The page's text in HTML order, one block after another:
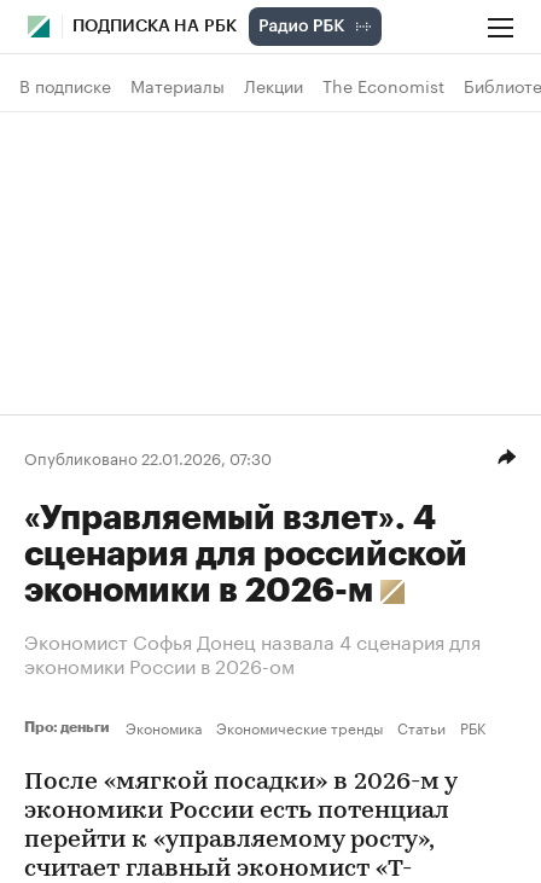
ПОДПИСКА НА РБК
В подписке Материалы Лекции The Economist
Опубликовано 22.01.2026, 07:30
«Управляемый взлет». 4
сценария для российской
экономики в 2026-м
Экономист Софья Донец назвала 4 сценария для
экономики России в 2026-ом
Про: деньги Экономика Экономические тренды Статьи РБК
После «мягкой посадки» в 2026-м у
экономики России есть потенциал
перейти к «управляемому росту»,
считает главный экономист «Т-